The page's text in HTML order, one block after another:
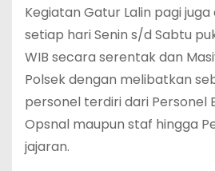
Kegiatan Gatur Lalin pagi
setiap hari Senin s/d Sabtu
WIB secara serentak dan
Polsek dengan melibatkan
personel terdiri dari Personel
Opsnal maupun staf hingga
jajaran.